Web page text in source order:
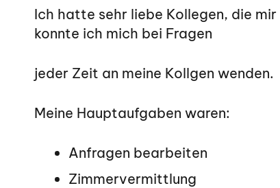
Ich hatte sehr liebe Kollegen, die
konnte ich mich bei Fragen
jeder Zeit an meine Kollgen wenden.
Meine Hauptaufgaben waren:
Anfragen bearbeiten
Zimmervermittlung